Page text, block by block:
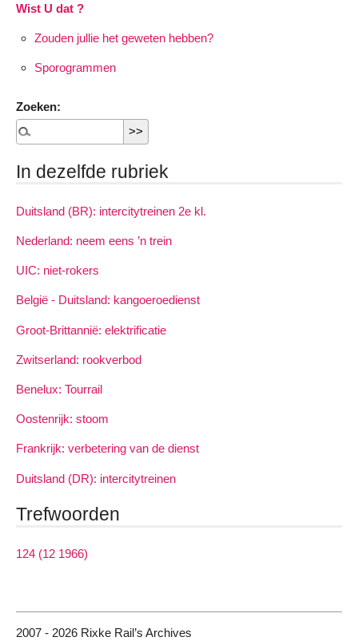
Wist U dat ?
Zouden jullie het geweten hebben?
Sporogrammen
Zoeken:
In dezelfde rubriek
Duitsland (BR): intercitytreinen 2e kl.
Nederland: neem eens ’n trein
UIC: niet-rokers
België - Duitsland: kangoeroedienst
Groot-Brittannië: elektrificatie
Zwitserland: rookverbod
Benelux: Tourrail
Oostenrijk: stoom
Frankrijk: verbetering van de dienst
Duitsland (DR): intercitytreinen
Trefwoorden
124 (12 1966)
2007 - 2026 Rixke Rail’s Archives